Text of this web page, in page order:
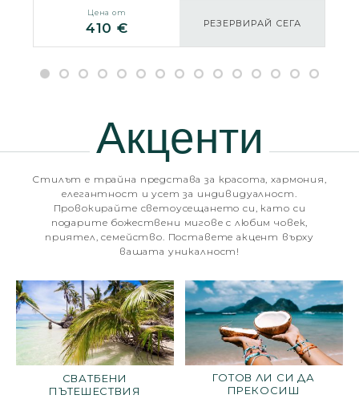
Цена от
410 € РЕЗЕРВИРАЙ СЕГА
Акценти
Стилът е трайна представа за красота, хармония,
елегантност и усет за индивидуалност.
Провокирайте светоусещането си, като си
подарите божествени мигове с любим човек,
приятел, семейство. Поставете акцент върху
вашата уникалност!
СВАТБЕНИ
ПЪТЕШЕСТВИЯ
ГОТОВ ЛИ СИ ДА
ПРЕКОСИШ